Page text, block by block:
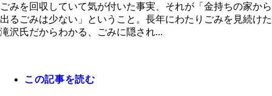
ごみを回収していて気が付いた事実、それが「金持ちの家から
出るごみは少ない」ということ。長年にわたりごみを見続けた
滝沢氏だからわかる、ごみに隠され...
この記事を読む